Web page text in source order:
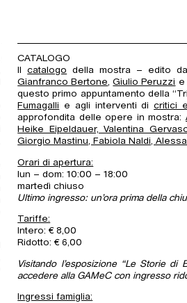
CATALOGO
Ilcatalogo della mostra – edito
Gianfranco Bertone,Giulio Peruzzi e
questo primo appuntamento della
Fumagalli e agli interventi dicritici
approfondita delle opere in mostra:
Heike Eipeldauer, Valentina
Giorgio Mastinu, Fabiola Naldi,
Orari di apertura:
lun – dom: 10:00 – 18:00
martedì chiuso
Ultimo ingresso: un’ora prima della
Tariffe:
Intero: € 8,00
Ridotto: € 6,00
Visitando l’esposizione “Le Storie di
accedere alla GAMeC con ingresso
Ingressi famiglia: